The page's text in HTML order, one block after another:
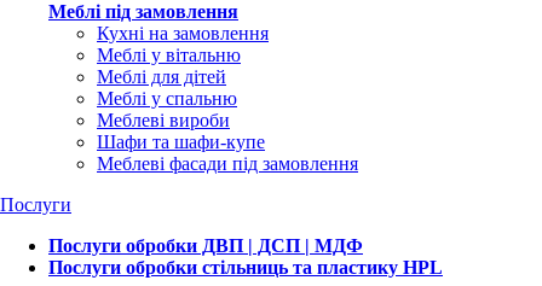
Меблі під замовлення
Кухні на замовлення
Меблі у вітальню
Меблі для дітей
Меблі у спальню
Меблеві вироби
Шафи та шафи-купе
Меблеві фасади під замовлення
Послуги
Послуги обробки ДВП | ДСП | МДФ
Послуги обробки стільниць та пластику HPL